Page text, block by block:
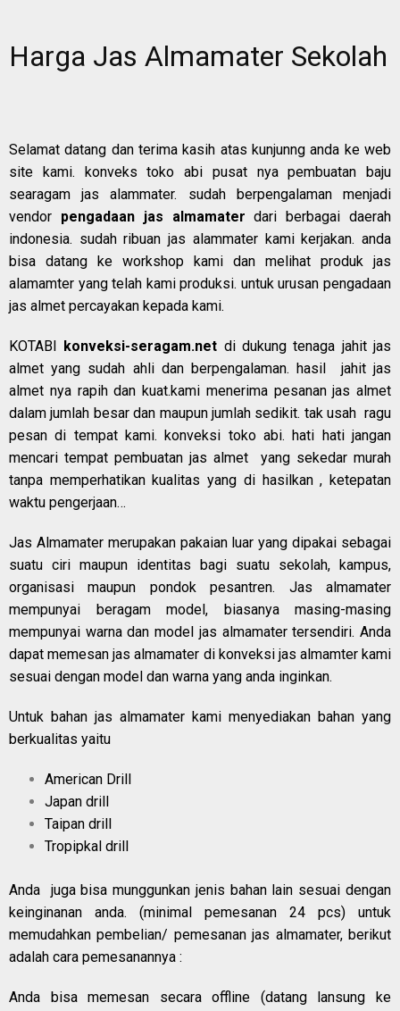
Harga Jas Almamater Sekolah
Selamat datang dan terima kasih atas kunjunng anda ke web
site kami. konveks toko abi pusat nya pembuatan baju
searagam jas alammater. sudah berpengalaman menjadi
vendor pengadaan jas almamater dari berbagai daerah
indonesia. sudah ribuan jas alammater kami kerjakan. anda
bisa datang ke workshop kami dan melihat produk jas
alamamter yang telah kami produksi. untuk urusan pengadaan
jas almet percayakan kepada kami.
KOTABI konveksi-seragam.net di dukung tenaga jahit jas
almet yang sudah ahli dan berpengalaman. hasil jahit jas
almet nya rapih dan kuat.kami menerima pesanan jas almet
dalam jumlah besar dan maupun jumlah sedikit. tak usah ragu
pesan di tempat kami. konveksi toko abi. hati hati jangan
mencari tempat pembuatan jas almet yang sekedar murah
tanpa memperhatikan kualitas yang di hasilkan , ketepatan
waktu pengerjaan…
Jas Almamater merupakan pakaian luar yang dipakai sebagai
suatu ciri maupun identitas bagi suatu sekolah, kampus,
organisasi maupun pondok pesantren. Jas almamater
mempunyai beragam model, biasanya masing-masing
mempunyai warna dan model jas almamater tersendiri. Anda
dapat memesan jas almamater di konveksi jas almamter kami
sesuai dengan model dan warna yang anda inginkan.
Untuk bahan jas almamater kami menyediakan bahan yang
berkualitas yaitu
American Drill
Japan drill
Taipan drill
Tropipkal drill
Anda juga bisa munggunkan jenis bahan lain sesuai dengan
keinginanan anda. (minimal pemesanan 24 pcs) untuk
memudahkan pembelian/ pemesanan jas almamater, berikut
adalah cara pemesanannya :
Anda bisa memesan secara offline (datang lansung ke